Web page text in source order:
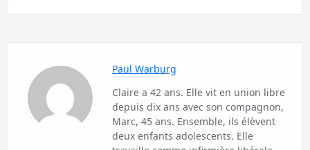
Paul Warburg
Claire a 42 ans. Elle vit en union libre
depuis dix ans avec son compagnon,
Marc, 45 ans. Ensemble, ils élèvent
deux enfants adolescents. Elle